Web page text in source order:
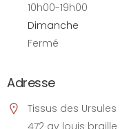
10h00-19h00
Dimanche
Fermé
Adresse
Tissus des Ursules
472 av louis braille